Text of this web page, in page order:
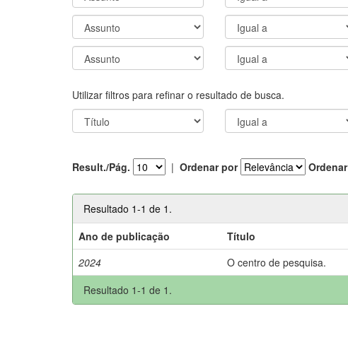
Utilizar filtros para refinar o resultado de busca.
Result./Pág. | Ordenar por Ordenar
Resultado 1-1 de 1.
Ano de publicação
Título
2024
O centro de pesquisa.
Resultado 1-1 de 1.